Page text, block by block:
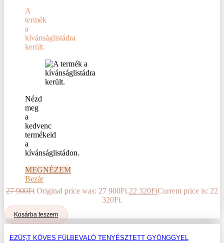
A
termék
a
kívánságlistádra
került.
Nézd
meg
a
kedvenc
termékeid
a
kívánságlistádon.
MEGNÉZEM
Bezár
27 900Ft Original price was: 27 900Ft.22 320FtCurrent price is: 22
320Ft.
Kosárba teszem
EZÜST KÖVES FÜLBEVALÓ TENYÉSZTETT GYÖNGGYEL